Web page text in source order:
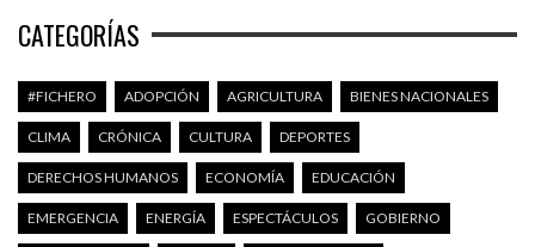
CATEGORÍAS
#FICHERO ADOPCIÓN AGRICULTURA BIENES NACIONALES
CLIMA CRÓNICA CULTURA DEPORTES
DERECHOS HUMANOS ECONOMÍA EDUCACIÓN
EMERGENCIA ENERGÍA ESPECTÁCULOS GOBIERNO